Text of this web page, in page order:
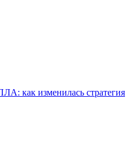
как изменилась стратегия